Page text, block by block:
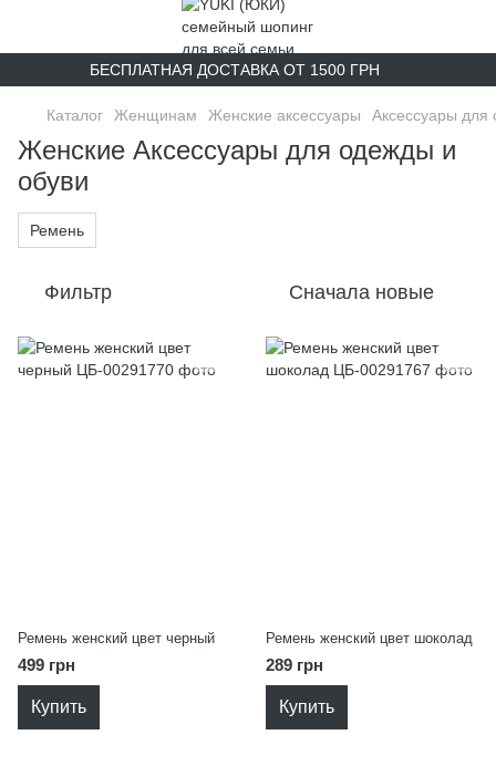
БЕСПЛАТНАЯ ДОСТАВКА ОТ 1500 ГРН
Каталог Женщинам Женские аксессуары Аксессуары для
Женские Аксессуары для одежды и
обуви
Ремень
Фильтр Сначала новые
Ремень женский цвет черный
499 грн
Купить
Ремень женский цвет шоколад
289 грн
Купить